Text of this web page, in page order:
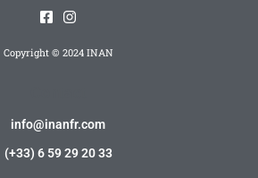
Copyright © 2024 INAN
info@inanfr.com
(+33) 6 59 29 20 33